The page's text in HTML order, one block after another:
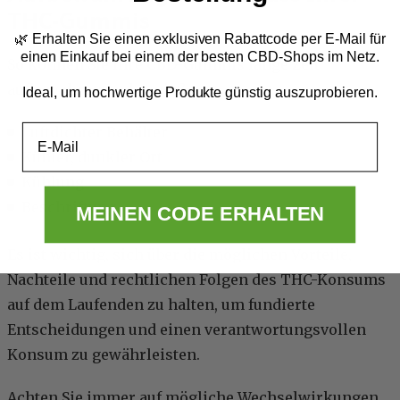
So können Sie Ihre CBD-Gummis lange Zeit
aufbewahren und genießen:
Kühler, dunkler Ort
Kühlung
Beschriftung.
Nachteile und rechtlichen Folgen des THC-Konsums
auf dem Laufenden zu halten, um fundierte
Entscheidungen und einen verantwortungsvollen
Konsum zu gewährleisten.
🌿 Erhalten Sie einen exklusiven Rabattcode per E-Mail für
einen Einkauf bei einem der besten CBD-Shops im Netz.
Ideal, um hochwertige Produkte günstig auszuprobieren.
Email
MEINEN CODE ERHALTEN